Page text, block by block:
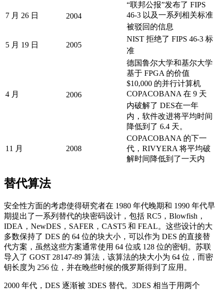
7 月 26 日 2004
“联邦公报”发布了 FIPS
46-3 以及一系列相关标准
被驳回的信息
5 月 19 日 2005
NIST 拒绝了 FIPS 46-3 标
准
4 月 2006
德国鲁尔大学和基尔大学
基于 FPGA 的价值
$10,000 的并行计算机
COPACOBANA 在 9 天
内破解了 DES在一年
内，软件改进将平均时间
降低到了 6.4 天。
11 月 2008
COPACOBANA 的下一
代，RIVYERA 将平均破
解时间降低到了一天内
替代算法
安全性方面的考虑使得研究者在 1980 年代晚期和 1990 年代早
期提出了一系列替代的块密码设计，包括 RC5，Blowfish，
IDEA，NewDES，SAFER，CAST5 和 FEAL。这些设计的大
多数保持了 DES 的 64 位的块大小，可以作为 DES 的直接替
代方案，虽然这些方案通常使用 64 位或 128 位的密钥。苏联
导入了 GOST 28147-89 算法，该算法的块大小为 64 位，而密
钥长度为 256 位，并在晚些时候的俄罗斯得到了应用。
2000 年代，DES 逐渐被 3DES 替代。3DES 相当于用两个